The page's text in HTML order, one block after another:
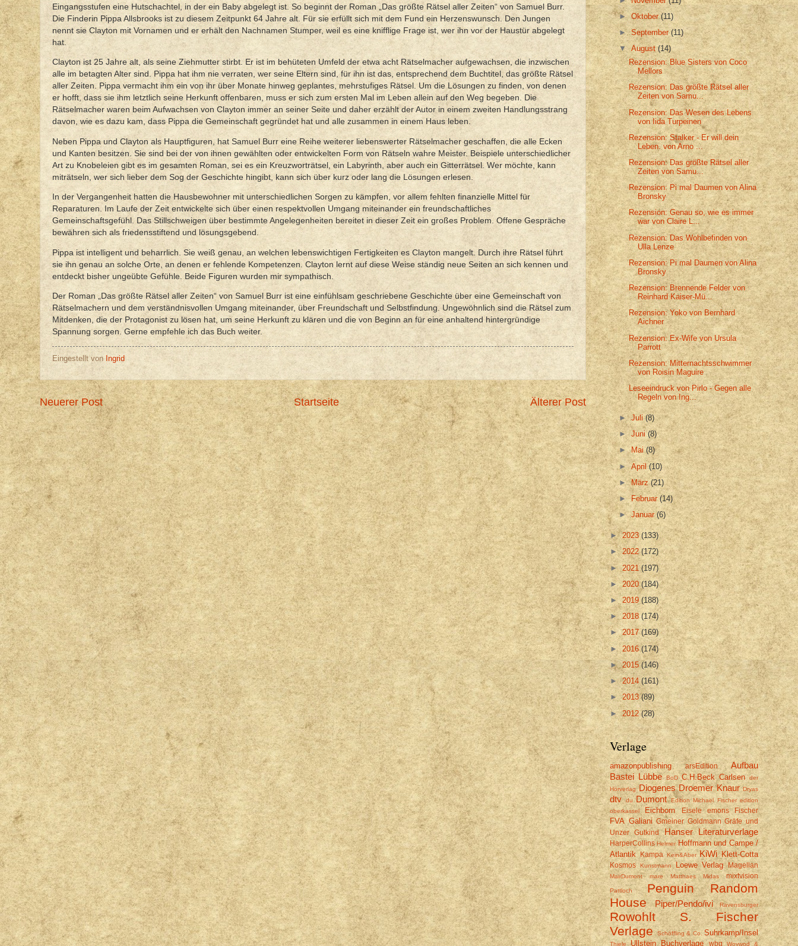
Eingangsstufen eine Hutschachtel, in der ein Baby abgelegt ist. So beginnt der Roman „Das größte Rätsel aller Zeiten“ von Samuel Burr.
Die Finderin Pippa Allsbrooks ist zu diesem Zeitpunkt 64 Jahre alt. Für sie erfüllt sich mit dem Fund ein Herzenswunsch. Den Jungen
nennt sie Clayton mit Vornamen und er erhält den Nachnamen Stumper, weil es eine knifflige Frage ist, wer ihn vor der Haustür abgelegt
hat.
Clayton ist 25 Jahre alt, als seine Ziehmutter stirbt. Er ist im behüteten Umfeld der etwa acht Rätselmacher aufgewachsen, die inzwischen
alle im betagten Alter sind. Pippa hat ihm nie verraten, wer seine Eltern sind, für ihn ist das, entsprechend dem Buchtitel, das größte Rätsel
aller Zeiten. Pippa vermacht ihm ein von ihr über Monate hinweg geplantes, mehrstufiges Rätsel. Um die Lösungen zu finden, von denen
er hofft, dass sie ihm letztlich seine Herkunft offenbaren, muss er sich zum ersten Mal im Leben allein auf den Weg begeben. Die
Rätselmacher waren beim Aufwachsen von Clayton immer an seiner Seite und daher erzählt der Autor in einem zweiten Handlungsstrang
davon, wie es dazu kam, dass Pippa die Gemeinschaft gegründet hat und alle zusammen in einem Haus leben.
Neben Pippa und Clayton als Hauptfiguren, hat Samuel Burr eine Reihe weiterer liebenswerter Rätselmacher geschaffen, die alle Ecken
und Kanten besitzen. Sie sind bei der von ihnen gewählten oder entwickelten Form von Rätseln wahre Meister. Beispiele unterschiedlicher
Art zu Knobeleien gibt es im gesamten Roman, sei es ein Kreuzworträtsel, ein Labyrinth, aber auch ein Gitterrätsel. Wer möchte, kann
miträtseln, wer sich lieber dem Sog der Geschichte hingibt, kann sich über kurz oder lang die Lösungen erlesen.
In der Vergangenheit hatten die Hausbewohner mit unterschiedlichen Sorgen zu kämpfen, vor allem fehlten finanzielle Mittel für
Reparaturen. Im Laufe der Zeit entwickelte sich über einen respektvollen Umgang miteinander ein freundschaftliches
Gemeinschaftsgefühl. Das Stillschweigen über bestimmte Angelegenheiten bereitet in dieser Zeit ein großes Problem. Offene Gespräche
bewähren sich als friedensstiftend und lösungsgebend.
Pippa ist intelligent und beharrlich. Sie weiß genau, an welchen lebenswichtigen Fertigkeiten es Clayton mangelt. Durch ihre Rätsel führt
sie ihn genau an solche Orte, an denen er fehlende Kompetenzen. Clayton lernt auf diese Weise ständig neue Seiten an sich kennen und
entdeckt bisher ungeübte Gefühle. Beide Figuren wurden mir sympathisch.
Der Roman „Das größte Rätsel aller Zeiten“ von Samuel Burr ist eine einfühlsam geschriebene Geschichte über eine Gemeinschaft von
Rätselmachern und dem verständnisvollen Umgang miteinander, über Freundschaft und Selbstfindung. Ungewöhnlich sind die Rätsel zum
Mitdenken, die der Protagonist zu lösen hat, um seine Herkunft zu klären und die von Beginn an für eine anhaltend hintergründige
Spannung sorgen. Gerne empfehle ich das Buch weiter.
Eingestellt von Ingrid
Neuerer Post Älterer Post
Startseite
►Oktober(11)
►September(11)
▼August(14)
Rezension: Blue Sisters von Coco
Mellors
Rezension: Das größte Rätsel aller
Zeiten von Samu...
Rezension: Das Wesen des Lebens
von Iida Turpeinen
Rezension: Stalker - Er will dein
Leben. von Arno ...
Rezension: Das größte Rätsel aller
Zeiten von Samu...
Rezension: Pi mal Daumen von Alina
Bronsky
Rezension: Genau so, wie es immer
war von Claire L...
Rezension: Das Wohlbefinden von
Ulla Lenze
Rezension: Pi mal Daumen von Alina
Bronsky
Rezension: Brennende Felder von
Reinhard Kaiser-Mü...
Rezension: Yoko von Bernhard
Aichner
Rezension: Ex-Wife von Ursula
Parrott
Rezension: Mitternachtsschwimmer
von Roisin Maguire
Leseeindruck von Pirlo - Gegen alle
Regeln von Ing...
►Juli(8)
►Juni(8)
►Mai(8)
►April(10)
►März(21)
► Februar(14)
►Januar(6)
►2023(133)
►2022(172)
►2021(197)
►2020(184)
► 2019 (188)
►2018(174)
►2017(169)
►2016 (174)
►2015 (146)
►2014(161)
►2013(89)
►2012(28)
Verlage
amazonpublishing arsEdition
Aufbau
Bastei Lübbe
BoD C.H.Beck Carlsen
der
Hörverlag Diogenes Droemer Knaur Dryas
dtv du Dumont Edition Michael Fischer edition
oberkassel
Eichborn Eisele emons Fischer
FVA Galiani Gmeiner Goldmann Gräfe und
Unzer
Gutkind Hanser Literaturverlage
HarperCollins Helmer Hoffmann und Campe /
Atlantik
Kampa Kein&Aber KiWi Klett-Cotta
Kosmos Kunstmann Loewe Verlag Magellan
MairDumont mare Matthaes Midas mixtvision
Pattloch
Penguin Random
House
Piper/Pendo/ivi Ravensburger
Rowohlt
S. Fischer
Verlage Schöffling & Co. Suhrkamp/Insel
Thiele Ullstein Buchverlage wbg Woywod &